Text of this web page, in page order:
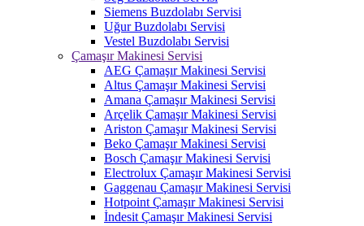
Siemens Buzdolabı Servisi
Uğur Buzdolabı Servisi
Vestel Buzdolabı Servisi
Çamaşır Makinesi Servisi
AEG Çamaşır Makinesi Servisi
Altus Çamaşır Makinesi Servisi
Amana Çamaşır Makinesi Servisi
Arçelik Çamaşır Makinesi Servisi
Ariston Çamaşır Makinesi Servisi
Beko Çamaşır Makinesi Servisi
Bosch Çamaşır Makinesi Servisi
Electrolux Çamaşır Makinesi Servisi
Gaggenau Çamaşır Makinesi Servisi
Hotpoint Çamaşır Makinesi Servisi
İndesit Çamaşır Makinesi Servisi